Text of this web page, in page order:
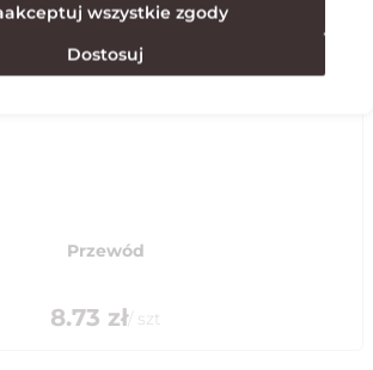
Przewód
8.73 zł/ szt
wszystkie zgody
Dostosuj